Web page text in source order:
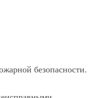
безопасности.